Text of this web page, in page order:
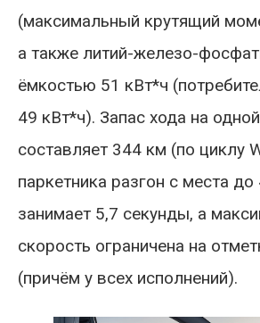
(максимальный крутящий
а также литий-железо-
ёмкостью 51 кВт*ч
49 кВт*ч). Запас хода на
составляет 344 км (по циклу
паркетника разгон с места до
занимает 5,7 секунды, а
скорость ограничена на
(причём у всех исполнений).